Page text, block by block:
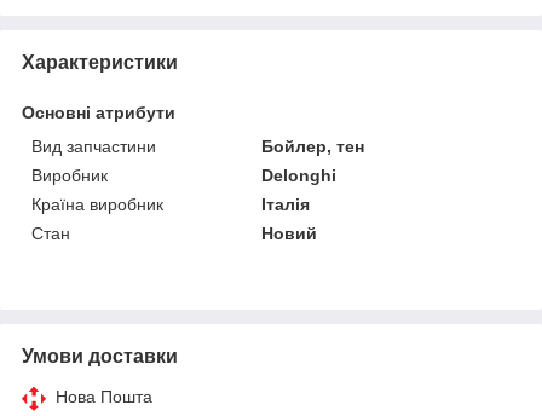
Характеристики
Основні атрибути
Вид запчастини
Бойлер, тен
Виробник
Delonghi
Країна виробник
Італія
Стан
Новий
Умови доставки
Нова Пошта